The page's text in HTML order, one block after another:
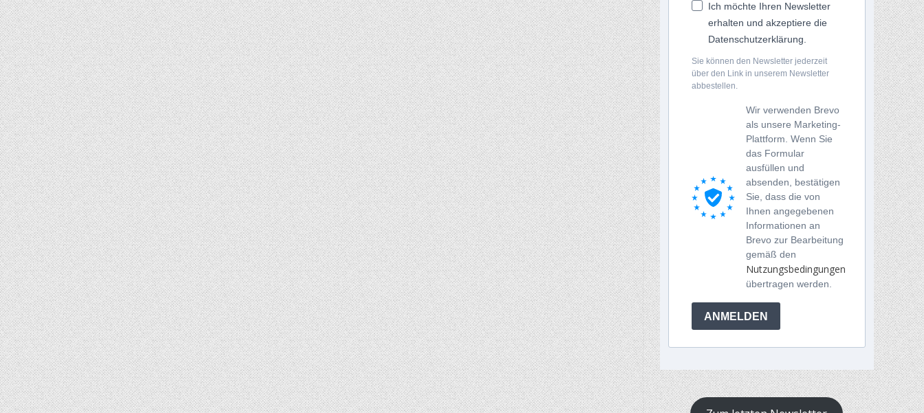
Ich möchte Ihren Newsletter
erhalten und akzeptiere die
Datenschutzerklärung.
Sie können den Newsletter jederzeit
über den Link in unserem Newsletter
abbestellen.
Wir verwenden Brevo
als unsere Marketing-
Plattform. Wenn Sie
das Formular
ausfüllen und
absenden, bestätigen
Sie, dass die von
Ihnen angegebenen
Informationen an
Brevo zur Bearbeitung
gemäß den
Nutzungsbedingungen
übertragen werden.
ANMELDEN